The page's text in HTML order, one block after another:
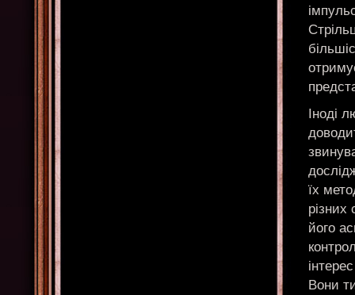
Іноді
їх
різних
його
Вони